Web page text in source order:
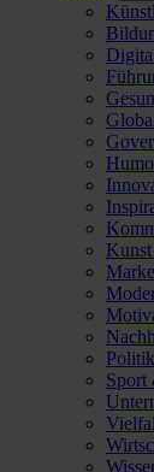
Sport